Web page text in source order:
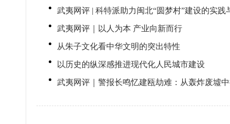
武夷网评 | 科特派助力闽北“圆梦村”建设的实践
武夷网评｜以人为本 产业向新而行
从朱子文化看中华文明的突出特性
以历史的纵深感推进现代化人民城市建设
武夷网评｜警报长鸣忆建瓯劫难：从轰炸废墟